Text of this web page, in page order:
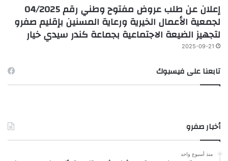
إعلان عن طلب عروض مفتوح وطني رقم 04/2025
لجمعية الأعمال الخيرية ورعاية المسنين بإقليم صفرو
لتجهيز الضيعة الاجتماعية بجماعة كندر سيدي خيار
2025-09-21
تابعنا على فيسبوك
أخبار صفرو
منذ أسبوع واحد